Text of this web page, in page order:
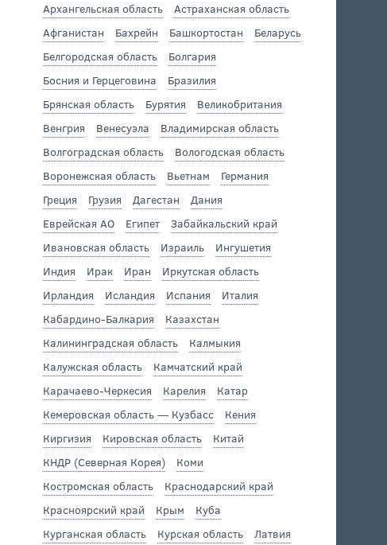
Архангельская область
Астраханская область
Афганистан
Бахрейн Башкортостан
Беларусь
Белгородская область
Болгария
Босния и Герцеговина
Бразилия
Брянская область
Бурятия
Великобритания
Венгрия
Венесуэла
Владимирская область
Волгоградская область
Вологодская область
Воронежская область
Вьетнам
Германия
Греция
Грузия Дагестан
Дания
Еврейская АО
Египет
Забайкальский край
Ивановская область
Израиль
Ингушетия
Индия
Ирак Иран
Иркутская область
Ирландия
Исландия Испания
Италия
Кабардино-Балкария
Казахстан
Калининградская область
Калмыкия
Калужская область
Камчатский край
Карачаево-Черкесия
Карелия
Катар
Кемеровская область — Кузбасс
Кения
Киргизия
Кировская область
Китай
КНДР (Северная Корея)
Коми
Костромская область
Краснодарский край
Красноярский край
Крым
Куба
Курганская область
Курская область
Латвия